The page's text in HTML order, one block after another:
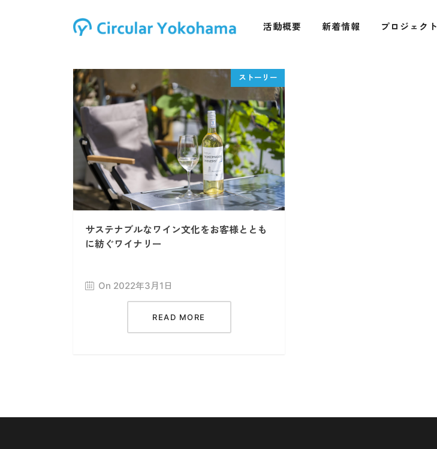
活動概要 新着情報 プロジェクト
サステナブルなワイン文化をお客様ととも
に紡ぐワイナリー
On 2022年3月1日
READ MORE